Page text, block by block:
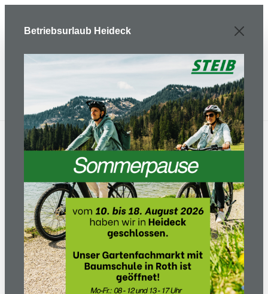
Gartentechnik
Akkutechnik
Akku-Heckenschere
Akku Heckenschere
322iHD60 - Grundgerät
ohne Akku und Ladegerät
Betriebsurlaub Heideck